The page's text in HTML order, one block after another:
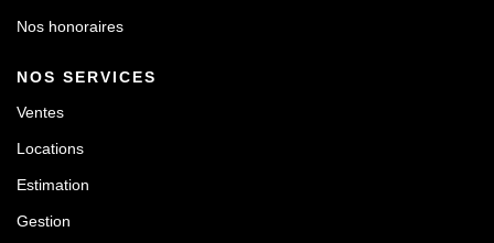
Nos honoraires
NOS SERVICES
Ventes
Locations
Estimation
Gestion